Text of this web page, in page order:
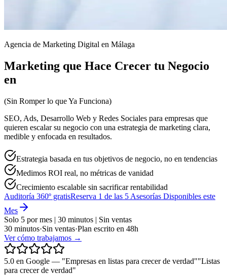
Agencia de Marketing Digital en Málaga
Marketing que Hace Crecer tu Negocio
en
(Sin Romper lo que Ya Funciona)
SEO, Ads, Desarrollo Web y Redes Sociales para empresas que
quieren escalar su negocio con una estrategia de marketing clara,
medible y enfocada en resultados.
Estrategia basada en tus objetivos de negocio, no en tendencias
Medimos ROI real, no métricas de vanidad
Crecimiento escalable sin sacrificar rentabilidad
Auditoría 360º gratisReserva 1 de las 5 Asesorías Disponibles este
Mes
Solo 5 por mes | 30 minutos | Sin ventas
30 minutos·Sin ventas·Plan escrito en 48h
Ver cómo trabajamos →
5.0 en Google — "Empresas en listas para crecer de verdad""Listas
para crecer de verdad"